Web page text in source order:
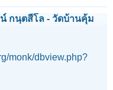
กนฺตสีโล - วัดบ้านคุ้ม
monk/dbview.php?